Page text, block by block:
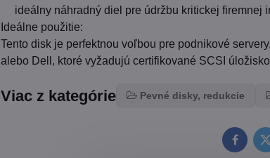
ideálny náhradný diel pre údržbu kritickej firemnej
Ideálne použitie:
Tento disk je perfektnou voľbou pre podnikové
alebo Dell, ktoré vyžadujú certifikované SCSI
Viac z kategórie Pevné disky, redukcie